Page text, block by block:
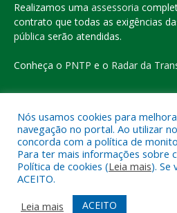
Realizamos uma assessoria
contrato que todas as exigências
pública serão atendidas.
Conheça o PNTP e o Radar da
Todos os direitos reservados a
do Carajás
Mapa do Site
Acessar o
Nós usamos cookies para
navegação no portal. Ao utilizar
concorda com a política de
Para ter mais informações sobre
Política de cookies (Leia mais). Se
ACEITO.
Leia mais
ACEITO